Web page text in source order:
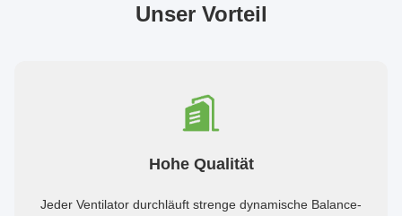
Unser Vorteil
Hohe Qualität
Jeder Ventilator durchläuft strenge dynamische Balance-